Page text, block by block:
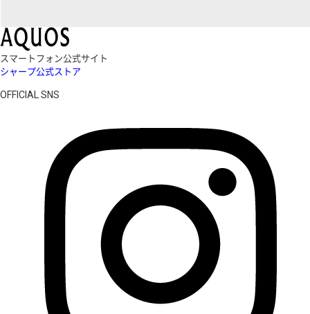
スマートフォン公式サイト
シャープ公式ストア
OFFICIAL SNS